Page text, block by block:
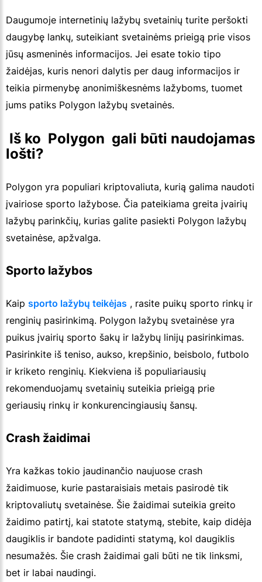
Daugumoje internetinių lažybų svetainių turite peršokti
daugybę lankų, suteikiant svetainėms prieigą prie visos
jūsų asmeninės informacijos. Jei esate tokio tipo
žaidėjas, kuris nenori dalytis per daug informacijos ir
teikia pirmenybę anonimiškesnėms lažyboms, tuomet
jums patiks Polygon lažybų svetainės.
lošti?
Polygon yra populiari kriptovaliuta, kurią galima naudoti
įvairiose sporto lažybose. Čia pateikiama greita įvairių
lažybų parinkčių, kurias galite pasiekti Polygon lažybų
svetainėse, apžvalga.
Sporto lažybos
Kaip sporto lažybų teikėjas , rasite puikų sporto rinkų ir
renginių pasirinkimą. Polygon lažybų svetainėse yra
puikus įvairių sporto šakų ir lažybų linijų pasirinkimas.
Pasirinkite iš teniso, aukso, krepšinio, beisbolo, futbolo
ir kriketo renginių. Kiekviena iš populiariausių
rekomenduojamų svetainių suteikia prieigą prie
geriausių rinkų ir konkurencingiausių šansų.
Crash žaidimai
Yra kažkas tokio jaudinančio naujuose crash
žaidimuose, kurie pastaraisiais metais pasirodė tik
kriptovaliutų svetainėse. Šie žaidimai suteikia greito
žaidimo patirtį, kai statote statymą, stebite, kaip didėja
daugiklis ir bandote padidinti statymą, kol daugiklis
nesumažės. Šie crash žaidimai gali būti ne tik linksmi,
bet ir labai naudingi.